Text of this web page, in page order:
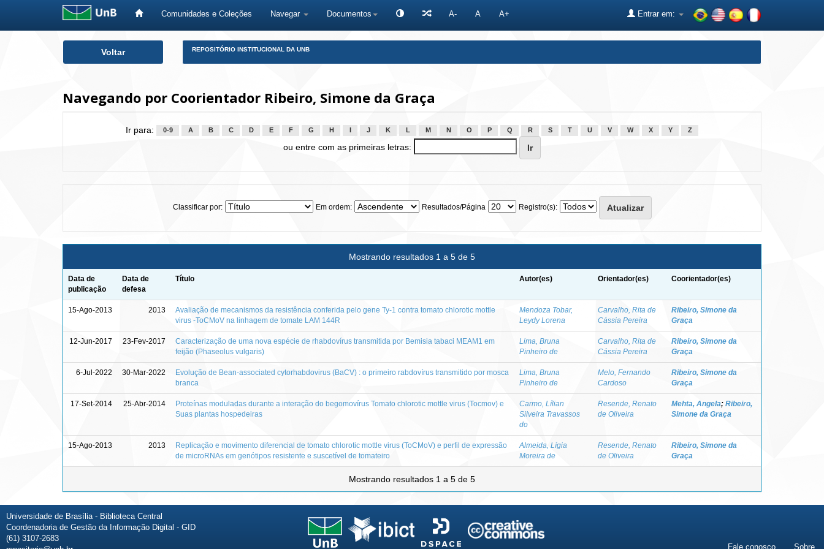
Comunidades e Coleções Navegar Documentos A- A A+ Entrar em:
Voltar REPOSITÓRIO INSTITUCIONAL DA UNB
Navegando por Coorientador Ribeiro, Simone da Graça
Ir para: 0-9 A B C D E F G H J K L M N O P Q R S T U V W X Y Z
ou entre com as primeiras letras:
Classificar por: Em ordem: Resultados/Página Registro(s):
Mostrando resultados 1 a 5 de 5
Data de
publicação
Data de
defesa
Título Autor(es) Orientador(es) Coorientador(es)
15-Ago-2013 2013
Avaliação de mecanismos da resistência conferida pelo gene Ty-1 contra tomato chlorotic mottle
virus -ToCMoV na linhagem de tomate LAM 144R
Mendoza Tobar,
Leydy Lorena
Carvalho, Rita de
Cássia Pereira
Ribeiro, Simone da
Graça
12-Jun-2017 23-Fev-2017
Caracterização de uma nova espécie de rhabdovírus transmitida por Bemisia tabaci MEAM1 em
feijão (Phaseolus vulgaris)
Lima, Bruna
Pinheiro de
Carvalho, Rita de
Cássia Pereira
Ribeiro, Simone da
Graça
6-Jul-2022 30-Mar-2022
Evolução de Bean-associated cytorhabdovirus (BaCV) : o primeiro rabdovírus transmitido por mosca
branca
Lima, Bruna
Pinheiro de
Melo, Fernando
Cardoso
Ribeiro, Simone da
Graça
17-Set-2014 25-Abr-2014
Proteínas moduladas durante a interação do begomovírus Tomato chlorotic mottle virus (Tocmov) e
Suas plantas hospedeiras
Carmo, Lílian
Silveira Travassos
do
Resende, Renato
de Oliveira
Mehta, Angela; Ribeiro,
Simone da Graça
15-Ago-2013 2013
Replicação e movimento diferencial de tomato chlorotic mottle virus (ToCMoV) e perfil de expressão
de microRNAs em genótipos resistente e suscetível de tomateiro
Almeida, Lígia
Moreira de
Resende, Renato
de Oliveira
Ribeiro, Simone da
Graça
Mostrando resultados 1 a 5 de 5
Universidade de Brasília - Biblioteca Central
Coordenadoria de Gestão da Informação Digital - GID
(61) 3107-2683
Fale conosco Sobre